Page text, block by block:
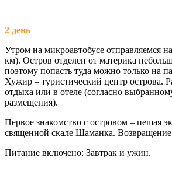
2 день
Утром на микроавтобусе отправляемся
км). Остров отделен от материка
поэтому попасть туда можно только на
Хужир – туристический центр острова.
отдыха или в отеле (согласно
размещения).
Первое знакомство с островом – пешая
священной скале Шаманка. Возвращение
Питание включено: Завтрак и ужин.